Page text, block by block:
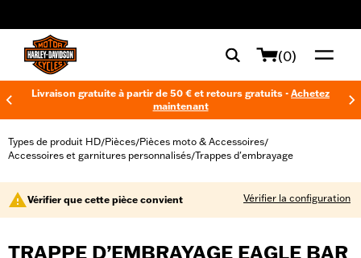
(0)
Livraison gratuite à partir de 50 € et retours gratuits - Achetez
maintenant
Types de produit HD/Pièces/Pièces moto & Accessoires/
Accessoires et garnitures personnalisés/Trappes d'embrayage
Vérifier que cette pièce convient Vérifier la configuration
TRAPPE D’EMBRAYAGE EAGLE BAR